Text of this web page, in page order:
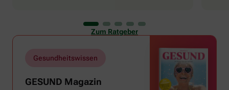
er uns auch ganz schön zu schaffen. Wenn die
Temperaturen tagsüber auf mehr als 30 Grad
erfrischenden Regenschauer und Abkühlung.
Zum Ratgeber
Gesundheitswissen
GESUND Magazin